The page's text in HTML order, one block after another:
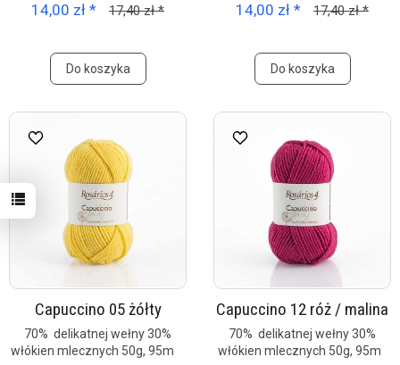
14,00 zł * 17,40 zł *
Do koszyka
14,00 zł * 17,40 zł *
Do koszyka
Capuccino 05 żółty
70% delikatnej wełny 30%
włókien mlecznych 50g, 95m
Capuccino 12 róż / malina
70% delikatnej wełny 30%
włókien mlecznych 50g, 95m